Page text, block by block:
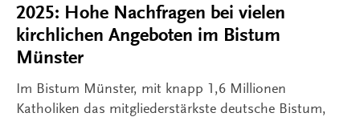
2025: Hohe Nachfragen bei vielen
kirchlichen Angeboten im Bistum
Münster
Im Bistum Münster, mit knapp 1,6 Millionen
Katholiken das mitgliederstärkste deutsche Bistum,